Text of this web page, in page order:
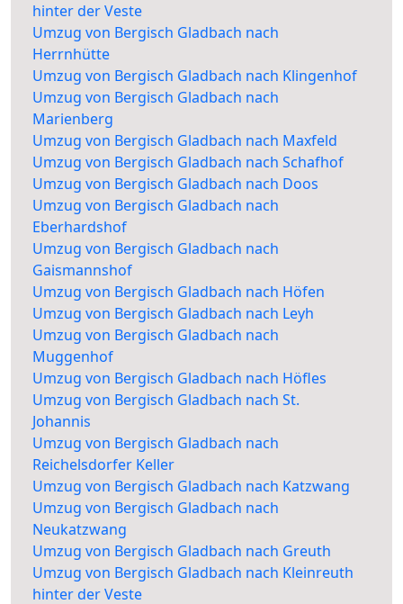
hinter der Veste
Umzug von Bergisch Gladbach nach
Herrnhütte
Umzug von Bergisch Gladbach nach Klingenhof
Umzug von Bergisch Gladbach nach
Marienberg
Umzug von Bergisch Gladbach nach Maxfeld
Umzug von Bergisch Gladbach nach Schafhof
Umzug von Bergisch Gladbach nach Doos
Umzug von Bergisch Gladbach nach
Eberhardshof
Umzug von Bergisch Gladbach nach
Gaismannshof
Umzug von Bergisch Gladbach nach Höfen
Umzug von Bergisch Gladbach nach Leyh
Umzug von Bergisch Gladbach nach
Muggenhof
Umzug von Bergisch Gladbach nach Höfles
Umzug von Bergisch Gladbach nach St.
Johannis
Umzug von Bergisch Gladbach nach
Reichelsdorfer Keller
Umzug von Bergisch Gladbach nach Katzwang
Umzug von Bergisch Gladbach nach
Neukatzwang
Umzug von Bergisch Gladbach nach Greuth
Umzug von Bergisch Gladbach nach Kleinreuth
hinter der Veste